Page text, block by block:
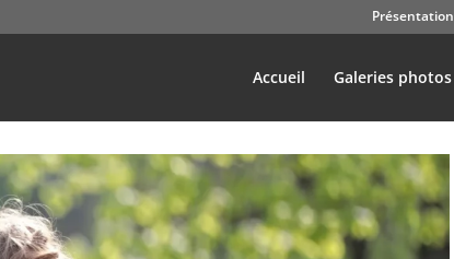
Présentation
Accueil Galeries photos